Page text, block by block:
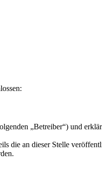
„Betreiber“) und
die an dieser Stelle